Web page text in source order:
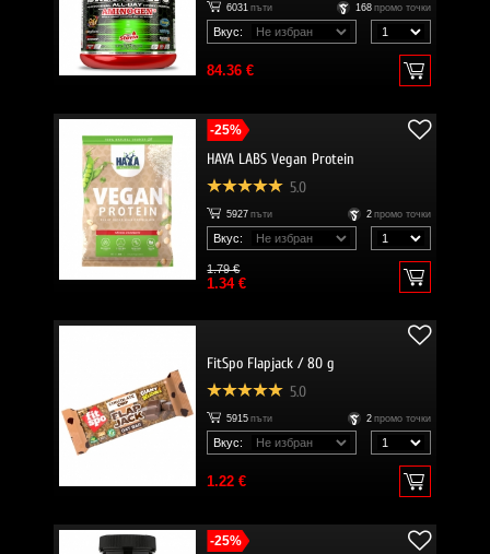
6031 пъти 168 промо точки
Вкус:
84.36 €
-25%
HAYA LABS Vegan Protein
5.0
5927 пъти 2 промо точки
Вкус:
1.79 €
1.34 €
FitSpo Flapjack / 80 g
5.0
5915 пъти 2 промо точки
Вкус:
1.22 €
-25%